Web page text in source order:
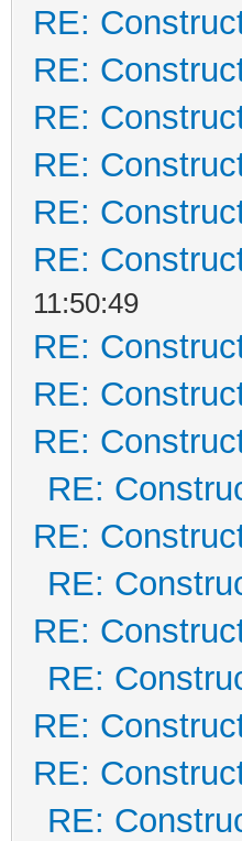
RE:
RE:
RE:
RE:
RE:
RE:
11:50:49
RE:
RE:
RE:
RE:
RE:
RE:
RE:
RE:
RE:
RE:
RE: